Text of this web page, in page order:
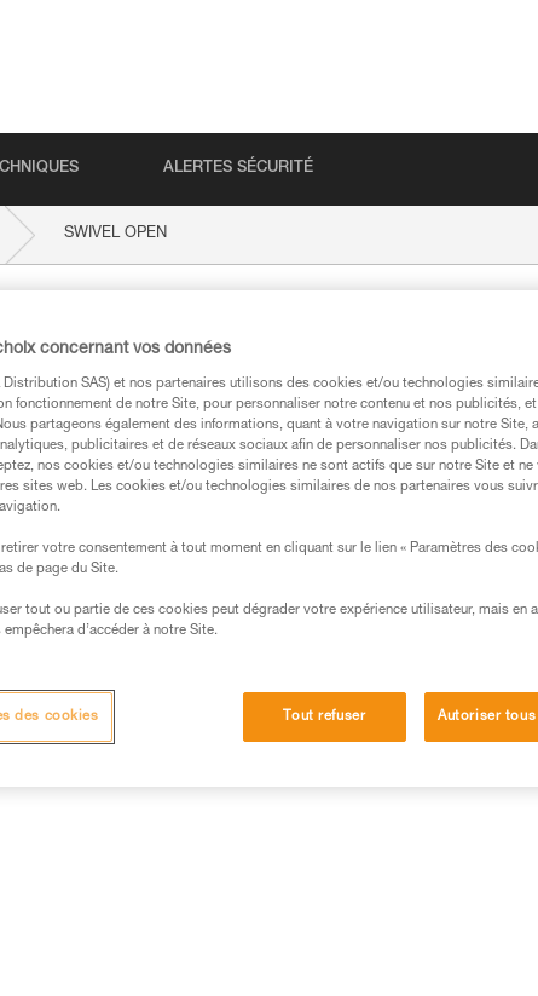
ALERTES SÉCURITÉ
SWIVEL OPEN
concernant vos données
Distribution SAS) et nos partenaires utilisons des cookies et/ou technologies
fonctionnement de notre Site, pour personnaliser notre contenu et nos publicités,
partageons également des informations, quant à votre navigation sur notre Site,
publicitaires et de réseaux sociaux afin de personnaliser nos publicités.
nos cookies et/ou technologies similaires ne sont actifs que sur notre Site et ne
sites web. Les cookies et/ou technologies similaires de nos partenaires vous
votre consentement à tout moment en cliquant sur le lien « Paramètres des
de page du Site.
tout ou partie de ces cookies peut dégrader votre expérience utilisateur, mais en
empêchera d’accéder à notre Site.
Tout refuser Autoriser
des cookies